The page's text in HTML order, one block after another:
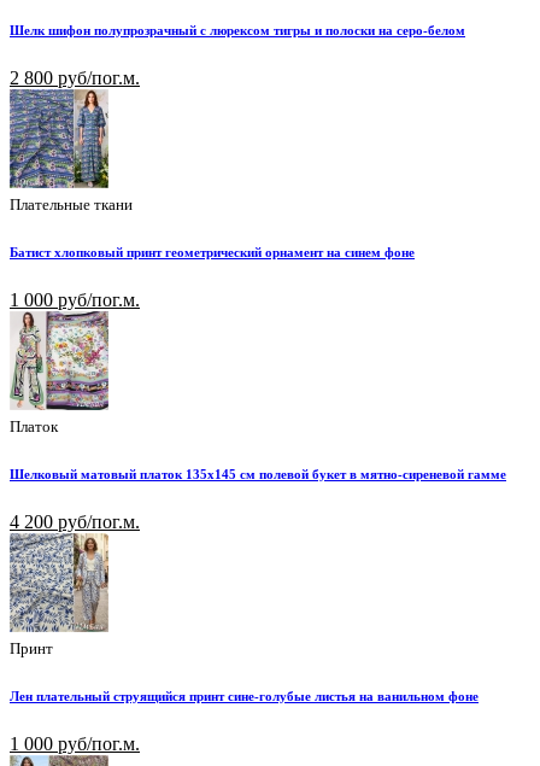
Шелк шифон полупрозрачный с люрексом тигры и полоски на серо-белом
2 800 руб/пог.м.
Плательные ткани
Батист хлопковый принт геометрический орнамент на синем фоне
1 000 руб/пог.м.
Платок
Шелковый матовый платок 135х145 см полевой букет в мятно-сиреневой гамме
4 200 руб/пог.м.
Принт
Лен плательный струящийся принт сине-голубые листья на ванильном фоне
1 000 руб/пог.м.